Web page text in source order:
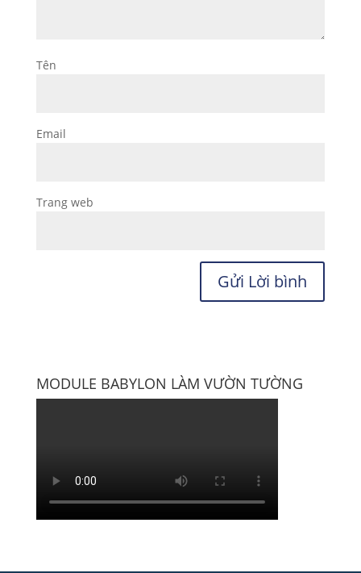
Tên
Email
Trang web
MODULE BABYLON LÀM VƯỜN TƯỜNG